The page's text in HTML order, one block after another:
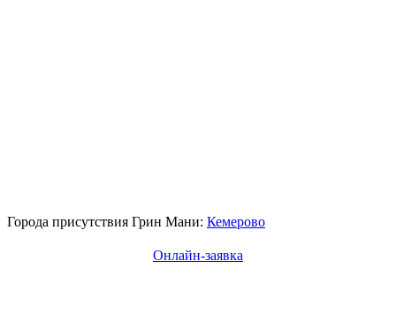
Города присутствия Грин Мани: Кемерово
Онлайн-заявка